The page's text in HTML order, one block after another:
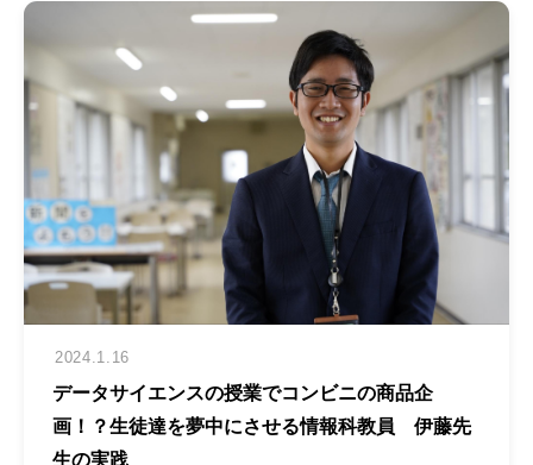
2024.1.16
データサイエンスの授業でコンビニの商品企
画！？生徒達を夢中にさせる情報科教員 伊藤先
生の実践